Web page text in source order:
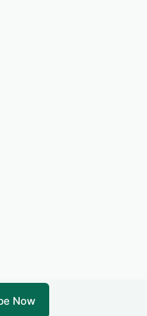
Now